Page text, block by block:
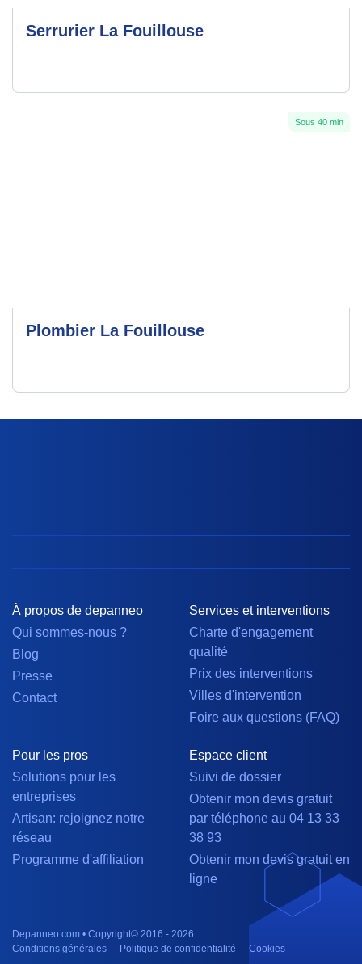
Serrurier La Fouillouse
Sous 40 min
Plombier La Fouillouse
À propos de depanneo
Qui sommes-nous ?
Blog
Presse
Contact
Services et interventions
Charte d'engagement
qualité
Prix des interventions
Villes d'intervention
Foire aux questions (FAQ)
Pour les pros
Solutions pour les
entreprises
Artisan: rejoignez notre
réseau
Programme d'affiliation
Espace client
Suivi de dossier
Obtenir mon devis gratuit
par téléphone au 04 13 33
38 93
Obtenir mon devis gratuit en
ligne
Depanneo.com • Copyright© 2016 - 2026
Conditions générales
Politique de confidentialité Cookies